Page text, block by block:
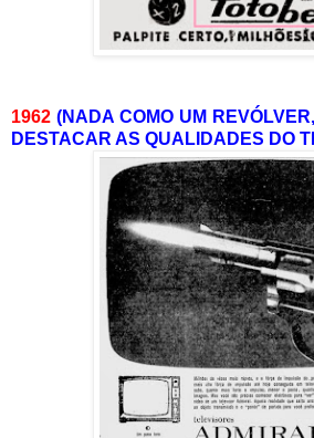
1962 (NADA COMO UM
DESTACAR AS QUALIDADES DO